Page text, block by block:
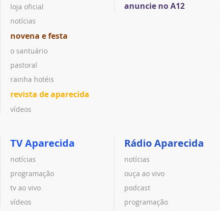
loja oficial
notícias
novena e festa
o santuário
pastoral
rainha hotéis
revista de aparecida
vídeos
anuncie no A12
TV Aparecida
notícias
programação
tv ao vivo
vídeos
Rádio Aparecida
notícias
ouça ao vivo
podcast
programação